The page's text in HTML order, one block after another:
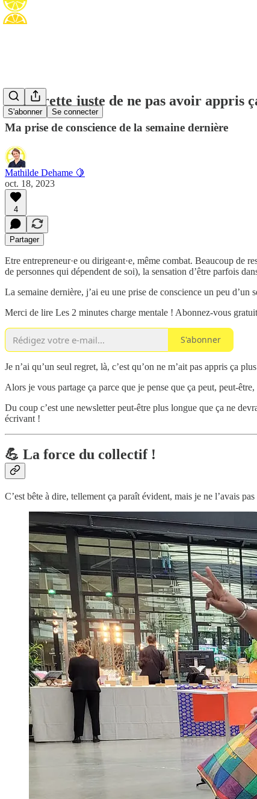
S'abonner Se connecter
Je regrette juste de ne pas avoir appris
Ma prise de conscience de la semaine dernière
Mathilde Dehame 🍋
oct. 18, 2023
4
Partager
Etre entrepreneur·e ou dirigeant·e, même combat. Beaucoup de
de personnes qui dépendent de soi), la sensation d’être parfois
La semaine dernière, j’ai eu une prise de conscience un peu
Merci de lire Les 2 minutes charge mentale ! Abonnez-vous
S'abonner
Je n’ai qu’un seul regret, là, c’est qu’on ne m’ait pas appris ça
Alors je vous partage ça parce que je pense que ça peut, peut-
Du coup c’est une newsletter peut-être plus longue que ça ne
écrivant !
💪 La force du collectif !
C’est bête à dire, tellement ça paraît évident, mais je ne l’avais